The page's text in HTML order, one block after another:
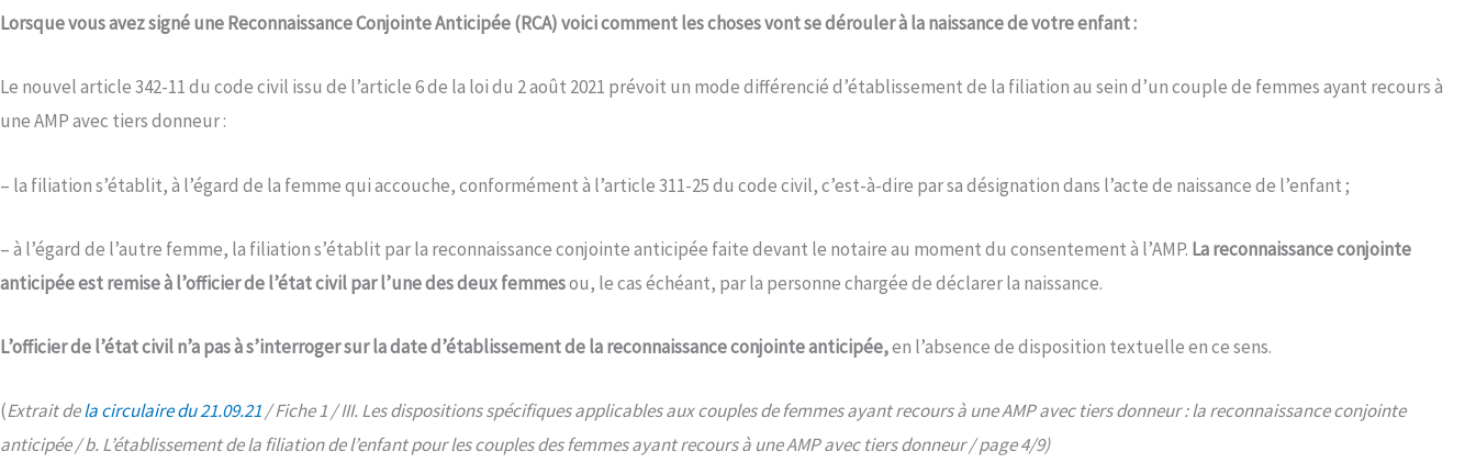
Lorsque vous avez signé une Reconnaissance Conjointe Anticipée (RCA) voici comment les choses vont se dérouler à la naissance de votre enfant :
Le nouvel article 342-11 du code civil issu de l’article 6 de la loi du 2 août 2021 prévoit un mode différencié d’établissement de la filiation au sein d’un couple de femmes ayant recours à
une AMP avec tiers donneur :
– la filiation s’établit, à l’égard de la femme qui accouche, conformément à l’article 311-25 du code civil, c’est-à-dire par sa désignation dans l’acte de naissance de l’enfant ;
– à l’égard de l’autre femme, la filiation s’établit par la reconnaissance conjointe anticipée faite devant le notaire au moment du consentement à l’AMP. La reconnaissance conjointe
anticipée est remise à l’officier de l’état civil par l’une des deux femmesou, le cas échéant, par la personne chargée de déclarer la naissance.
L’officier de l’état civil n’a pas à s’interroger sur la date d’établissement de la reconnaissance conjointe anticipée,en l’absence de disposition textuelle en ce sens.
(Extrait dela circulaire du 21.09.21/ Fiche 1 / III. Les dispositions spécifiques applicables aux couples de femmes ayant recours à une AMP avec tiers donneur : la reconnaissance conjointe
anticipée / b. L’établissement de la filiation de l’enfant pour les couples des femmes ayant recours à une AMP avec tiers donneur / page 4/9)